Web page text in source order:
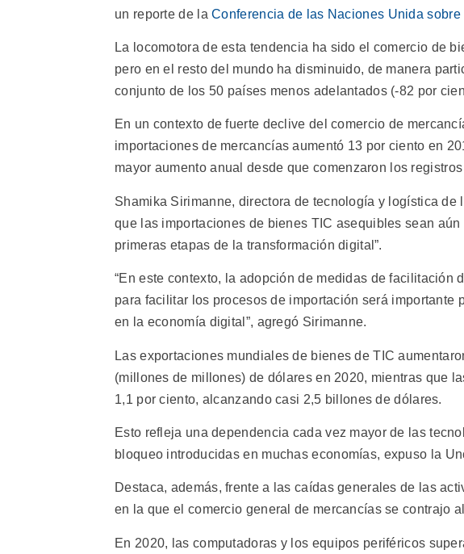
un reporte de laConferencia de las Naciones Unida
La locomotora de esta tendencia ha sido el comercio de
pero en el resto del mundo ha disminuido, de manera
conjunto de los 50 países menos adelantados (-82 por
En un contexto de fuerte declive del comercio de
importaciones de mercancías aumentó 13 por ciento en
mayor aumento anual desde que comenzaron los
Shamika Sirimanne, directora de tecnología y logística de
que las importaciones de bienes TIC asequibles sean
primeras etapas de la transformación digital”.
“En este contexto, la adopción de medidas de facilitación
para facilitar los procesos de importación será importante
en la economía digital”, agregó Sirimanne.
Las exportaciones mundiales de bienes de TIC
(millones de millones) de dólares en 2020, mientras que
1,1 por ciento, alcanzando casi 2,5 billones de dólares.
Esto refleja una dependencia cada vez mayor de las
bloqueo introducidas en muchas economías, expuso la
Destaca, además, frente a las caídas generales de las
en la que el comercio general de mercancías se contrajo
En 2020, las computadoras y los equipos periféricos